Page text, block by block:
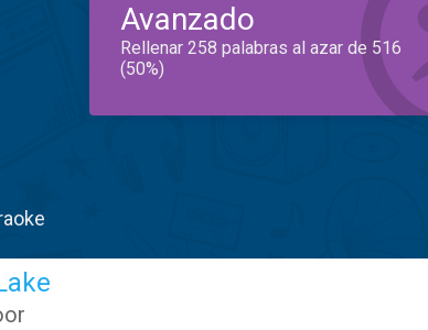
Avanzado
Rellenar 258 palabras al azar de 516
(50%)